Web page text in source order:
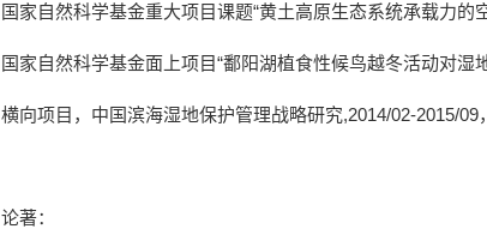
国家自然科学基金重大项目课题“黄土高原生态系统承载力的
国家自然科学基金面上项目“鄱阳湖植食性候鸟越冬活动对湿
横向项目，中国滨海湿地保护管理战略研究,2014/02-2015/09
论著：